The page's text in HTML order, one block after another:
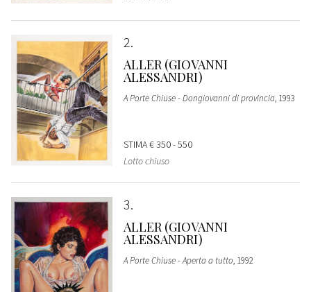
2
ALLER (GIOVANNI
ALESSANDRI)
A Porte Chiuse - Dongiovanni di provincia, 1993
STIMA€ 350 - 550
Lotto chiuso
3
ALLER (GIOVANNI
ALESSANDRI)
A Porte Chiuse - Aperta a tutto, 1992